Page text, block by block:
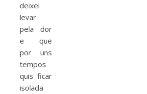
deixei
levar
pela dor
e que
por uns
tempos
quis ficar
isolada